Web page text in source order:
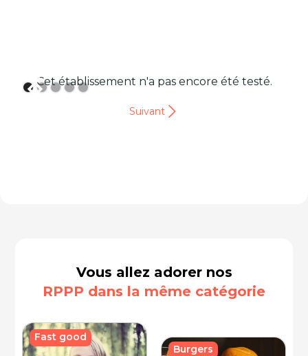
Cet établissement n'a pas encore été testé.
Suivant
Vous allez adorer nos
RPPP dans la même catégorie
Fast good
Burgers